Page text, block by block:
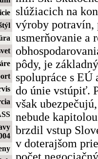
slúžiacich na
výroby potravín,
usmerňovanie a
pôdy, je
spolupráce s EÚ
do únie vstúpiť.
však
nebude
brzdil vstup
v doterajšom